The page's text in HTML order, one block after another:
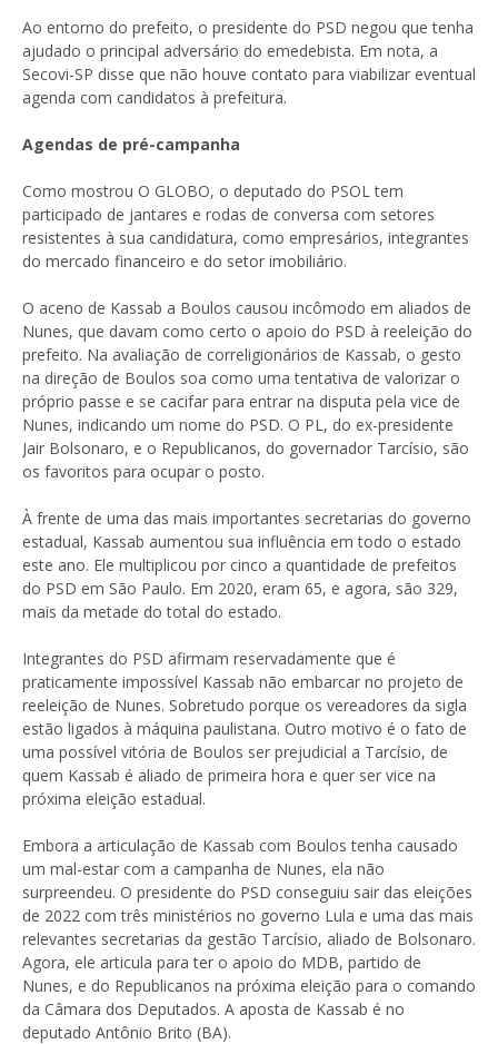
Ao entorno do prefeito, o presidente do PSD negou que tenha
ajudado o principal adversário do emedebista. Em nota, a
Secovi-SP disse que não houve contato para viabilizar eventual
agenda com candidatos à prefeitura.
Agendas de pré-campanha
Como mostrou O GLOBO, o deputado do PSOL tem
participado de jantares e rodas de conversa com setores
resistentes à sua candidatura, como empresários, integrantes
do mercado financeiro e do setor imobiliário.
O aceno de Kassab a Boulos causou incômodo em aliados de
Nunes, que davam como certo o apoio do PSD à reeleição do
prefeito. Na avaliação de correligionários de Kassab, o gesto
na direção de Boulos soa como uma tentativa de valorizar o
próprio passe e se cacifar para entrar na disputa pela vice de
Nunes, indicando um nome do PSD. O PL, do ex-presidente
Jair Bolsonaro, e o Republicanos, do governador Tarcísio, são
os favoritos para ocupar o posto.
À frente de uma das mais importantes secretarias do governo
estadual, Kassab aumentou sua influência em todo o estado
este ano. Ele multiplicou por cinco a quantidade de prefeitos
do PSD em São Paulo. Em 2020, eram 65, e agora, são 329,
mais da metade do total do estado.
Integrantes do PSD afirmam reservadamente que é
praticamente impossível Kassab não embarcar no projeto de
reeleição de Nunes. Sobretudo porque os vereadores da sigla
estão ligados à máquina paulistana. Outro motivo é o fato de
uma possível vitória de Boulos ser prejudicial a Tarcísio, de
quem Kassab é aliado de primeira hora e quer ser vice na
próxima eleição estadual.
Embora a articulação de Kassab com Boulos tenha causado
um mal-estar com a campanha de Nunes, ela não
surpreendeu. O presidente do PSD conseguiu sair das eleições
de 2022 com três ministérios no governo Lula e uma das mais
relevantes secretarias da gestão Tarcísio, aliado de Bolsonaro.
Agora, ele articula para ter o apoio do MDB, partido de
Nunes, e do Republicanos na próxima eleição para o comando
da Câmara dos Deputados. A aposta de Kassab é no
deputado Antônio Brito (BA).